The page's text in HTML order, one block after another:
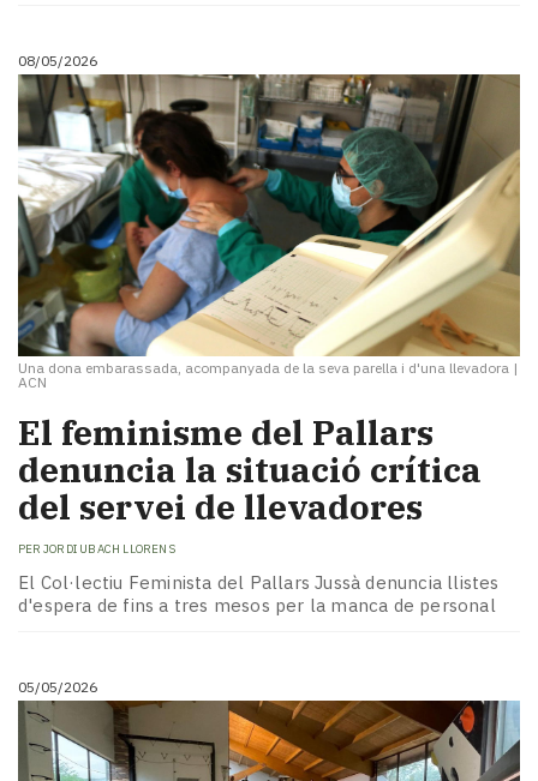
08/05/2026
Una dona embarassada, acompanyada de la seva parella i d'una llevadora |
ACN
​El feminisme del Pallars
denuncia la situació crítica
del servei de llevadores
PER JORDI UBACH LLORENS
El Col·lectiu Feminista del Pallars Jussà denuncia llistes
d'espera de fins a tres mesos per la manca de personal
05/05/2026